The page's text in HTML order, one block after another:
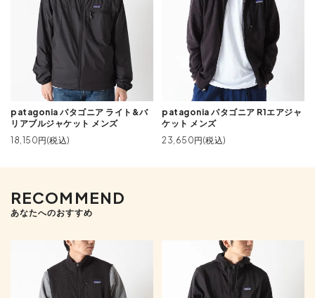
patagonia パタゴニア ライト&バ
リアブルジャケット メンズ
18,150円(税込)
patagonia パタゴニア R1エアジャ
ケット メンズ
23,650円(税込)
RECOMMEND
あなたへのおすすめ